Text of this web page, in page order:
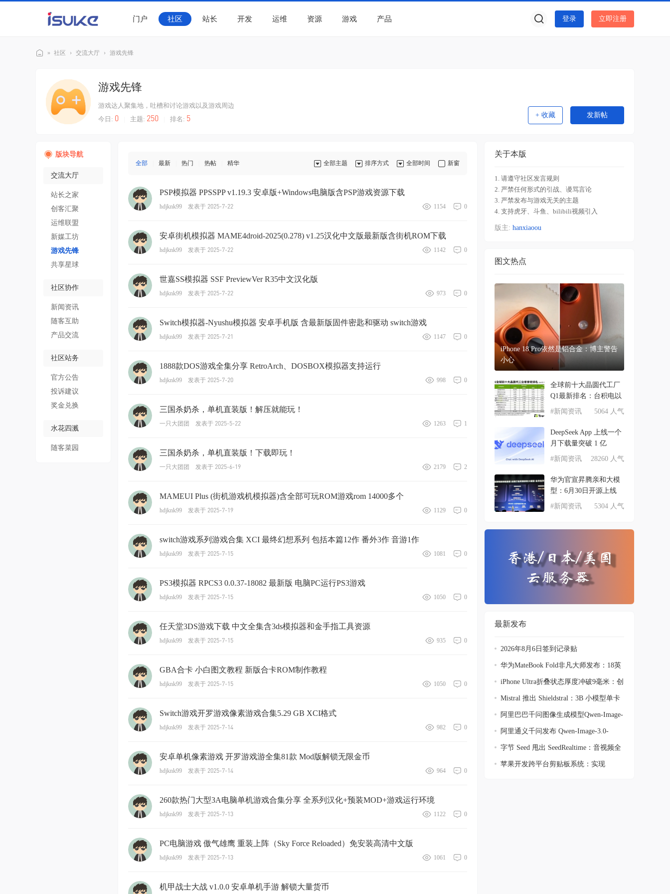
门户 社区 站长 开发 运维 资源 游戏 产品 登录 立即注册
» 社区 › 交流大厅 › 游戏先锋
游戏先锋
游戏达人聚集地，吐槽和讨论游戏以及游戏周边
今日: 0 主题: 250 排名: 5 + 收藏 发新帖
版块导航
交流大厅
站长之家
创客汇聚
运维联盟
新媒工坊
游戏先锋
共享星球
社区协作
新闻资讯
随客互助
产品交流
社区站务
官方公告
投诉建议
奖金兑换
水花四溅
随客菜园
新窗
全部时间
排序方式
全部主题
全部 最新 热门 热帖 精华
PSP模拟器 PPSSPP v1.19.3 安卓版+Windows电脑版含PSP游戏资源下载
0
1154
hdjknk99 发表于 2025-7-22
安卓街机模拟器 MAME4droid-2025(0.278) v1.25汉化中文版最新版含街机ROM下载
0
1142
hdjknk99 发表于 2025-7-22
世嘉SS模拟器 SSF PreviewVer R35中文汉化版
0
973
hdjknk99 发表于 2025-7-22
Switch模拟器-Nyushu模拟器 安卓手机版 含最新版固件密匙和驱动 switch游戏
0
1147
hdjknk99 发表于 2025-7-21
1888款DOS游戏全集分享 RetroArch、DOSBOX模拟器支持运行
0
998
hdjknk99 发表于 2025-7-20
三国杀奶杀，单机直装版！解压就能玩！
1
1263
一只大团团 发表于 2025-5-22
三国杀奶杀，单机直装版！下载即玩！
2
2179
一只大团团 发表于 2025-6-19
MAMEUI Plus (街机游戏机模拟器)含全部可玩ROM游戏rom 14000多个
0
1129
hdjknk99 发表于 2025-7-19
switch游戏系列游戏合集 XCI 最终幻想系列 包括本篇12作 番外3作 音游1作
0
1081
hdjknk99 发表于 2025-7-15
PS3模拟器 RPCS3 0.0.37-18082 最新版 电脑PC运行PS3游戏
0
1050
hdjknk99 发表于 2025-7-15
任天堂3DS游戏下载 中文全集含3ds模拟器和金手指工具资源
0
935
hdjknk99 发表于 2025-7-15
GBA合卡 小白图文教程 新版合卡ROM制作教程
0
1050
hdjknk99 发表于 2025-7-15
Switch游戏开罗游戏像素游戏合集5.29 GB XCI格式
0
982
hdjknk99 发表于 2025-7-14
安卓单机像素游戏 开罗游戏游全集81款 Mod版解锁无限金币
0
964
hdjknk99 发表于 2025-7-14
260款热门大型3A电脑单机游戏合集分享 全系列汉化+预装MOD+游戏运行环境
0
1122
hdjknk99 发表于 2025-7-13
PC电脑游戏 傲气雄鹰 重装上阵（Sky Force Reloaded）免安装高清中文版
0
1061
hdjknk99 发表于 2025-7-13
机甲战士大战 v1.0.0 安卓单机手游 解锁大量货币
关于本版
1. 请遵守社区发言规则
2. 严禁任何形式的引战、谩骂言论
3. 严禁发布与游戏无关的主题
4. 支持虎牙、斗鱼、bilibili视频引入
版主: hanxiaoou
图文热点
iPhone 18 Pro依然是铝合金：博主警告
小心
全球前十大晶圆代工厂
Q1最新排名：台积电以
5064 人气
#新闻资讯
DeepSeek App 上线一个
月下载量突破 1 亿
28260 人气
#新闻资讯
华为官宣昇腾亲和大模
型：6月30日开源上线
5304 人气
#新闻资讯
最新发布
2026年8月6日签到记录贴
华为MateBook Fold非凡大师发布：18英
寸屏+
iPhone Ultra折叠状态厚度冲破9毫米：创
下Mistral 推出 Shieldstral：3B 小模型单卡
阿里巴巴千问图像生成模型Qwen-Image-
3.0正阿里通义千问发布 Qwen-Image-3.0-
Pro：文
字节 Seed 甩出 SeedRealtime：音视频全
双苹果开发跨平台剪贴板系统：实现